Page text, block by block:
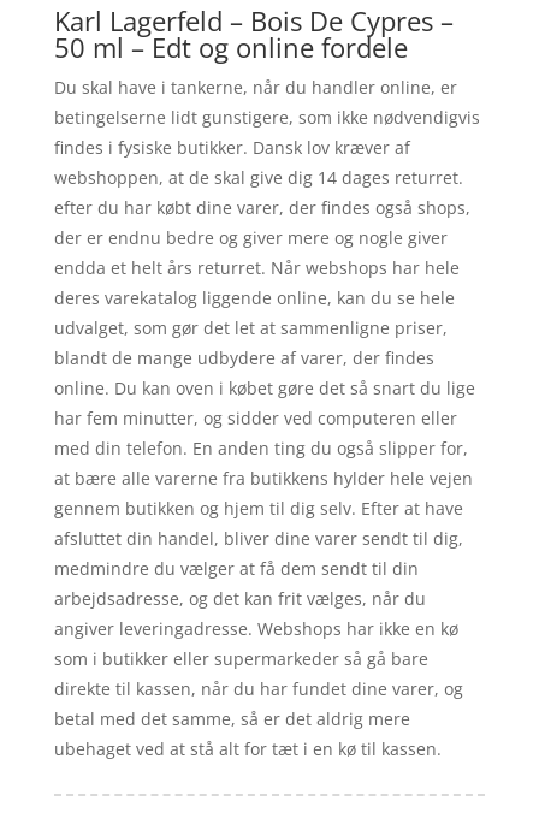
Karl Lagerfeld – Bois De Cypres –
50 ml – Edt og online fordele
Du skal have i tankerne, når du handler online, er
betingelserne lidt gunstigere, som ikke nødvendigvis
findes i fysiske butikker. Dansk lov kræver af
webshoppen, at de skal give dig 14 dages returret.
efter du har købt dine varer, der findes også shops,
der er endnu bedre og giver mere og nogle giver
endda et helt års returret. Når webshops har hele
deres varekatalog liggende online, kan du se hele
udvalget, som gør det let at sammenligne priser,
blandt de mange udbydere af varer, der findes
online. Du kan oven i købet gøre det så snart du lige
har fem minutter, og sidder ved computeren eller
med din telefon. En anden ting du også slipper for,
at bære alle varerne fra butikkens hylder hele vejen
gennem butikken og hjem til dig selv. Efter at have
afsluttet din handel, bliver dine varer sendt til dig,
medmindre du vælger at få dem sendt til din
arbejdsadresse, og det kan frit vælges, når du
angiver leveringadresse. Webshops har ikke en kø
som i butikker eller supermarkeder så gå bare
direkte til kassen, når du har fundet dine varer, og
betal med det samme, så er det aldrig mere
ubehaget ved at stå alt for tæt i en kø til kassen.